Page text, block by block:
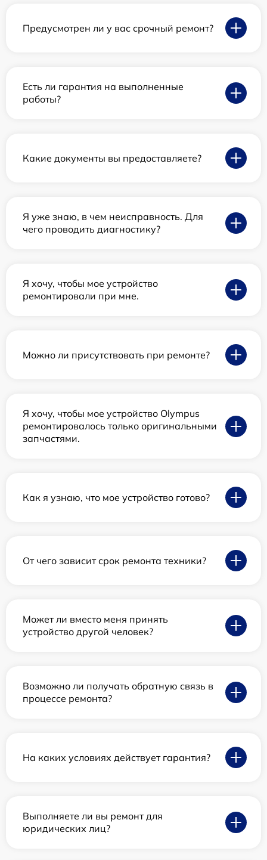
Предусмотрен ли у вас срочный ремонт?
Есть ли гарантия на выполненные
работы?
Какие документы вы предоставляете?
Я уже знаю, в чем неисправность. Для
чего проводить диагностику?
Я хочу, чтобы мое устройство
ремонтировали при мне.
Можно ли присутствовать при ремонте?
Я хочу, чтобы мое устройство Olympus
ремонтировалось только оригинальными
запчастями.
Как я узнаю, что мое устройство готово?
От чего зависит срок ремонта техники?
Может ли вместо меня принять
устройство другой человек?
Возможно ли получать обратную связь в
процессе ремонта?
На каких условиях действует гарантия?
Выполняете ли вы ремонт для
юридических лиц?